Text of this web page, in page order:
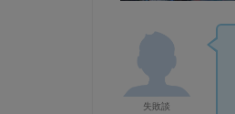
失敗談